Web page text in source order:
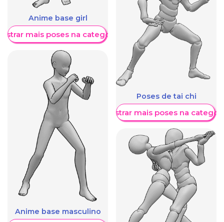
Anime base girl
mais poses na categoria
Anime base masculino
Poses de tai chi
Mostrar mais poses na